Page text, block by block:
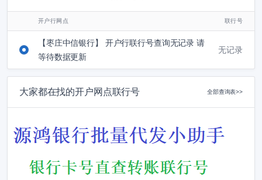
开户行网点 联行号
【枣庄中信银行】 开户行联行号查询无记录 请
等待数据更新
无记录
大家都在找的开户网点联行号 全部查询表>>